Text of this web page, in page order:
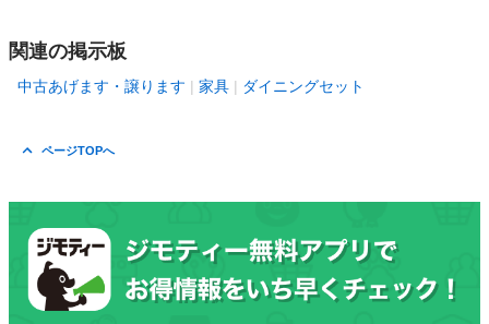
関連の掲示板
中古あげます・譲ります 家具 ダイニングセット
ページTOPへ